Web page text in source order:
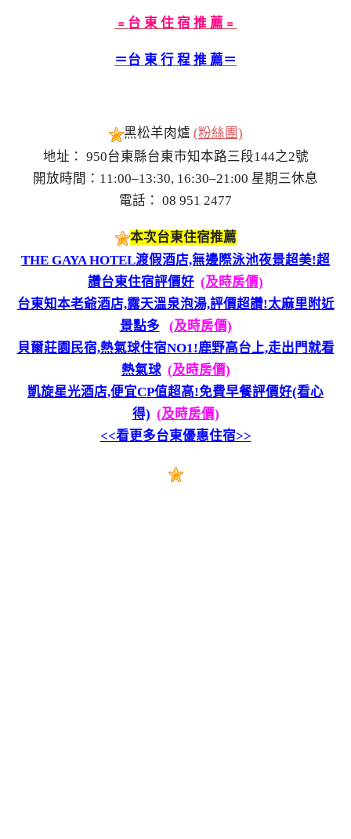
﹦台 東 住 宿 推 薦﹦
＝台 東 行 程 推 薦＝
黑松羊肉爐 (粉絲團)
地址： 950台東縣台東市知本路三段144之2號
開放時間：11:00–13:30, 16:30–21:00 星期三休息
電話： 08 951 2477
本次台東住宿推薦
THE GAYA HOTEL渡假酒店,無邊際泳池夜景超美!超
讚台東住宿評價好 (及時房價)
台東知本老爺酒店,露天溫泉泡湯,評價超讚!太麻里附近
景點多
(及時房價)
貝爾莊園民宿,熱氣球住宿NO1!鹿野高台上,走出門就看
熱氣球 (及時房價)
凱旋星光酒店,便宜CP值超高!免費早餐評價好(看心
得) (及時房價)
<<看更多台東優惠住宿>>